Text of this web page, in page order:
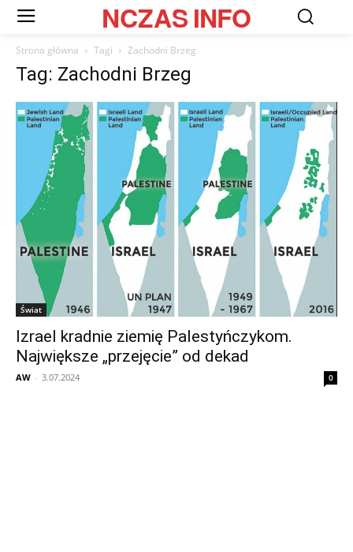
NCZASINFO
Strona główna Tagi Zachodni Brzeg
Tag: Zachodni Brzeg
Świat
Izrael kradnie ziemię Palestyńczykom.
Największe „przejęcie” od dekad
AW - 3.07.2024 0